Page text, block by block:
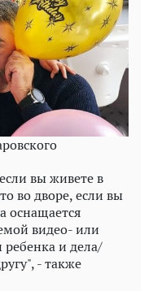
вы живете в
во дворе, если вы
оснащается
видео- или
ребенка и дела/
- также